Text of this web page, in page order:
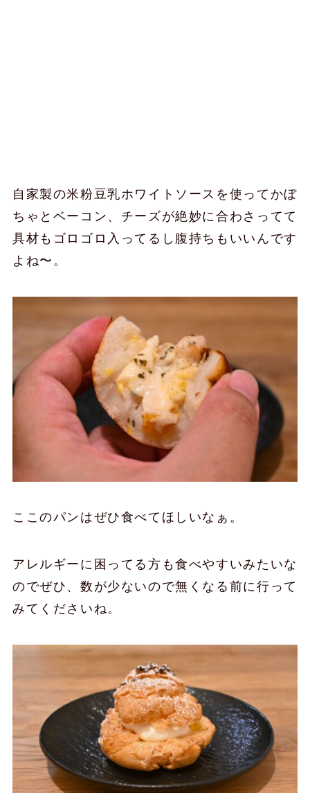
自家製の米粉豆乳ホワイトソースを使ってかぼ
ちゃとベーコン、チーズが絶妙に合わさってて
具材もゴロゴロ入ってるし腹持ちもいいんです
よね〜。
ここのパンはぜひ食べてほしいなぁ。
アレルギーに困ってる方も食べやすいみたいな
のでぜひ、数が少ないので無くなる前に行って
みてくださいね。